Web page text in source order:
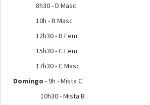
8h30 - D Masc
10h - B Masc
12h30 - D Fem
15h30 - C Fem
17h30 - C Masc
Domingo - 9h - Mista C
10h30 - Mista B